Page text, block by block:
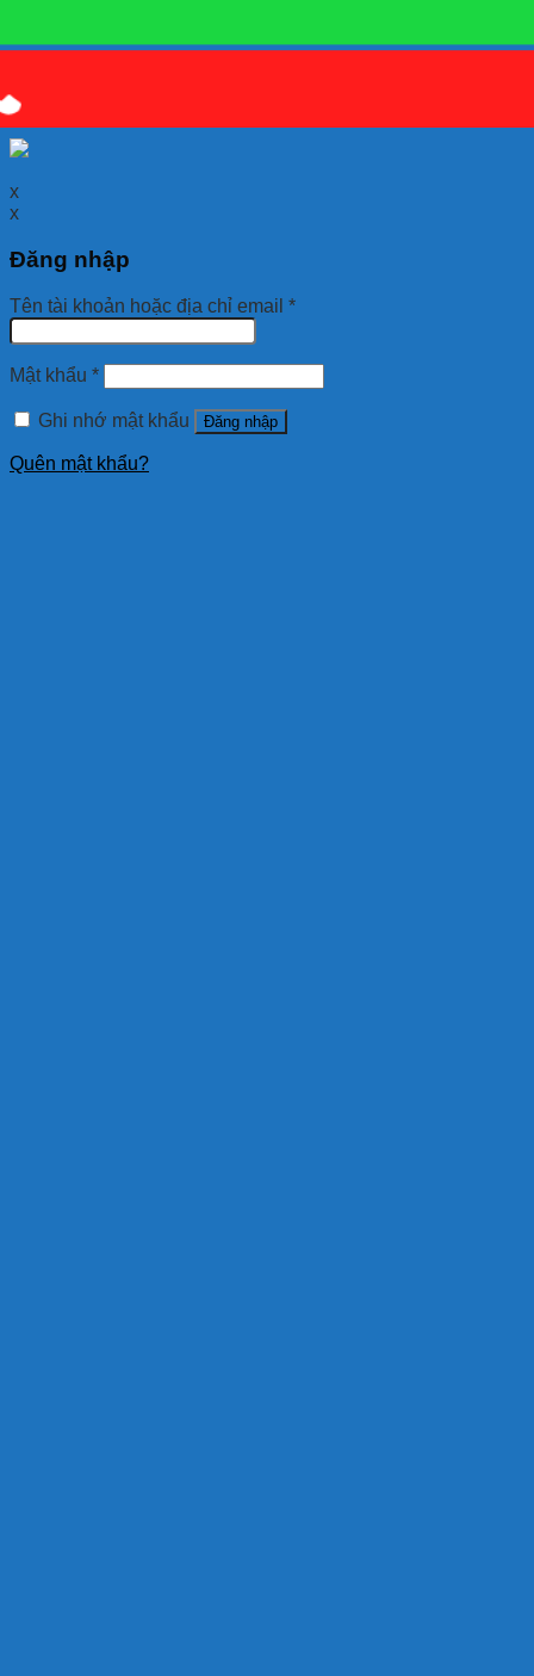
097
x
x
Đăng nhập
Tên tài khoản hoặc địa chỉ email *
Mật khẩu *
Ghi nhớ mật khẩu Đăng nhập
Quên mật khẩu?